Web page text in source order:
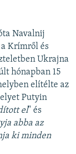
Navalnij
Krímről és
Ukrajna
hónapban 15
elítélte az
Putyin
el" és
abba az
ki minden